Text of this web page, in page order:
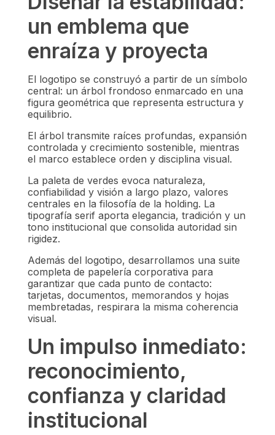
un emblema que
enraíza y proyecta
El logotipo se construyó a partir de un símbolo
central: un árbol frondoso enmarcado en una
figura geométrica que representa estructura y
equilibrio.
El árbol transmite raíces profundas, expansión
controlada y crecimiento sostenible, mientras
el marco establece orden y disciplina visual.
La paleta de verdes evoca naturaleza,
confiabilidad y visión a largo plazo, valores
centrales en la filosofía de la holding. La
tipografía serif aporta elegancia, tradición y un
tono institucional que consolida autoridad sin
rigidez.
Además del logotipo, desarrollamos una suite
completa de papelería corporativa para
garantizar que cada punto de contacto:
tarjetas, documentos, memorandos y hojas
membretadas, respirara la misma coherencia
visual.
Un impulso inmediato:
reconocimiento,
confianza y claridad
institucional